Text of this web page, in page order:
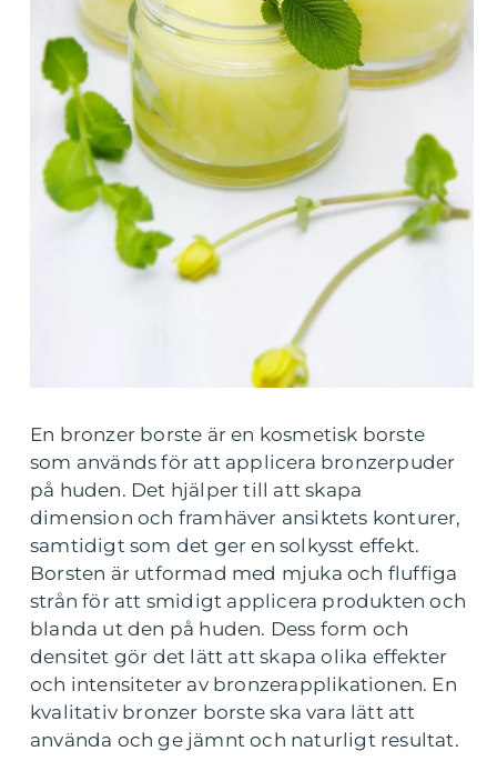
En bronzer borste är en kosmetisk borste
som används för att applicera bronzerpuder
på huden. Det hjälper till att skapa
dimension och framhäver ansiktets konturer,
samtidigt som det ger en solkysst effekt.
Borsten är utformad med mjuka och fluffiga
strån för att smidigt applicera produkten och
blanda ut den på huden. Dess form och
densitet gör det lätt att skapa olika effekter
och intensiteter av bronzerapplikationen. En
kvalitativ bronzer borste ska vara lätt att
använda och ge jämnt och naturligt resultat.